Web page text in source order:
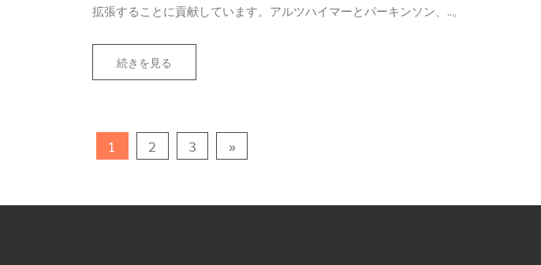
拡張することに貢献しています。アルツハイマーとパーキンソン、..。
続きを見る
1 2 3 »